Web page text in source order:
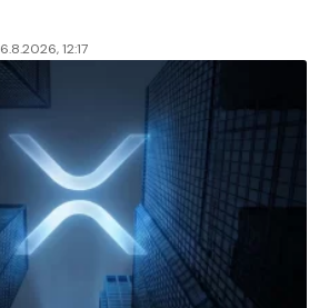
6.8.2026, 12:17